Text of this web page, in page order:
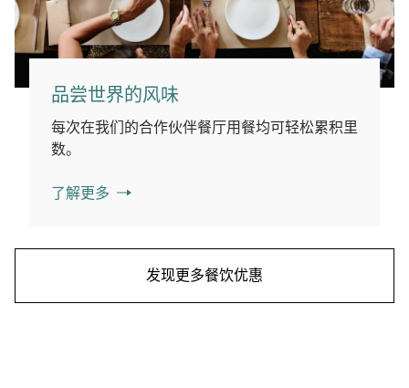
品尝世界的风味
每次在我们的合作伙伴餐厅用餐均可轻松累积里
数。
了解更多
发现更多餐饮优惠